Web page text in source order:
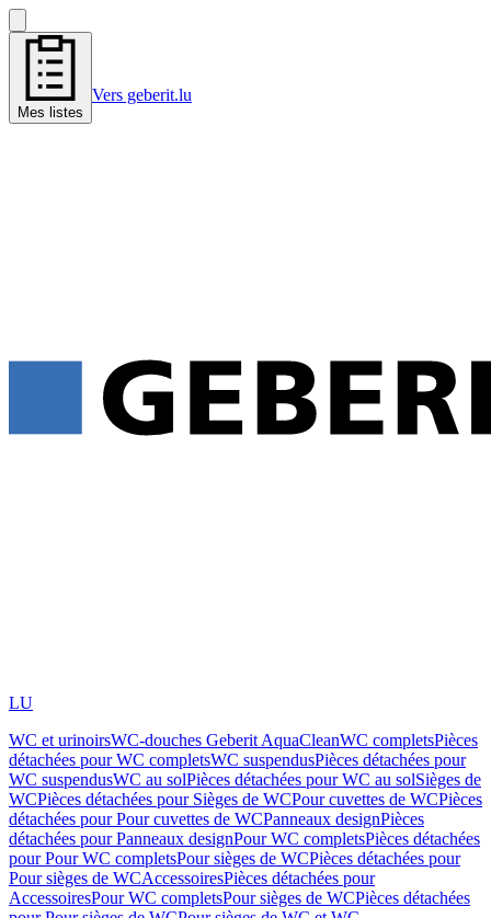
Mes listes
Vers geberit.lu
LU
WC et urinoirsWC-douches Geberit AquaCleanWC completsPièces
détachées pour WC completsWC suspendusPièces détachées pour
WC suspendusWC au solPièces détachées pour WC au solSièges de
WCPièces détachées pour Sièges de WCPour cuvettes de WCPièces
détachées pour Pour cuvettes de WCPanneaux designPièces
détachées pour Panneaux designPour WC completsPièces détachées
pour Pour WC completsPour sièges de WCPièces détachées pour
Pour sièges de WCAccessoiresPièces détachées pour
AccessoiresPour WC completsPour sièges de WCPièces détachées